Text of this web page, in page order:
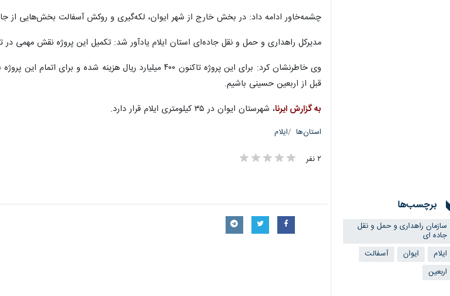
چشمه‌خاور ادامه داد: در بخش خارج از شهر ایوان، لکه‌گیری و روکش آسفالت بخش‌هایی از جاده به طول ۲۱ کیلومتر در دستور کار این
مدیرکل راهداری و حمل و نقل جاده‌ای استان ایلام یادآور شد: تکمیل این پروژه نقش مهمی
قبل از اربعین حسینی باشیم.
به گزارش ایرنا، شهرستان ایوان در ۳۵ کیلومتری ایلام قرار دارد.
استان‌ها ایلام
۲ نفر
برچسب‌ها
سازمان راهداری و حمل و نقل
جاده ای
ایلام
ایوان
آسفالت
اربعین